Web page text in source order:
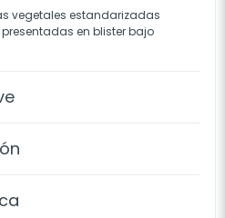
vegetales estandarizadas
en blister bajo